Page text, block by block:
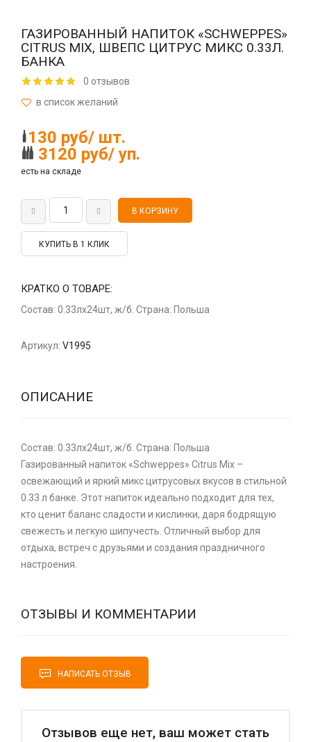
ГАЗИРОВАННЫЙ НАПИТОК «SCHWEPPES»
CITRUS MIX, ШВЕПС ЦИТРУС МИКС 0.33Л.
БАНКА
0 отзывов
130 руб/ шт.
3120 руб/ уп.
есть на складе
КУПИТЬ В 1 КЛИК
КРАТКО О ТОВАРЕ:
Состав: 0.33лх24шт, ж/б. Страна: Польша
Артикул: V1995
ОПИСАНИЕ
Состав: 0.33лх24шт, ж/б. Страна: Польша
Газированный напиток «Schweppes» Citrus Mix –
освежающий и яркий микс цитрусовых вкусов в стильной
0.33 л банке. Этот напиток идеально подходит для тех,
кто ценит баланс сладости и кислинки, даря бодрящую
свежесть и легкую шипучесть. Отличный выбор для
отдыха, встреч с друзьями и создания праздничного
настроения.
ОТЗЫВЫ И КОММЕНТАРИИ
НАПИСАТЬ ОТЗЫВ
Отзывов еще нет, ваш может стать